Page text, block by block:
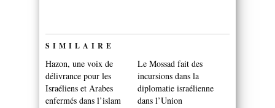
SIMILAIRE
Hazon, une voix de
délivrance pour les
Israéliens et Arabes
enfermés dans l’islam
Le Mossad fait des
incursions dans la
diplomatie israélienne
dans l’Union